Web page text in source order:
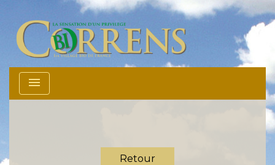
menu
Retour